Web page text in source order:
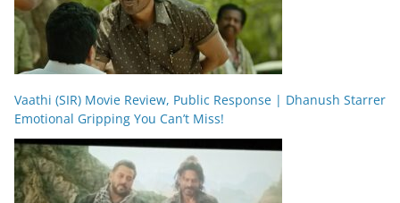
Vaathi (SIR) Movie Review, Public Response | Dhanush Starrer
Emotional Gripping You Can’t Miss!